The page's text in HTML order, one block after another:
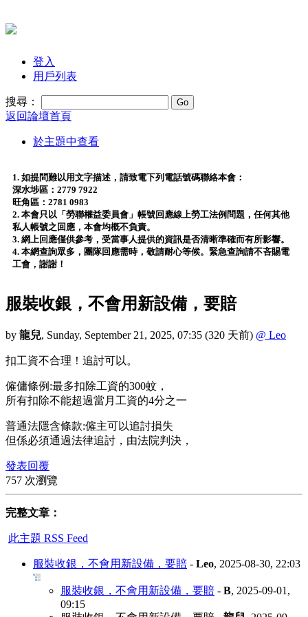
登入
用戶列表
搜尋：
返回論壇首頁
於主題中查看
1. 如提問難以用文字描述，請致電下列電話號碼聯絡本會：
深水埗區：2779 7922
旺角區：2781 0983
2. 本會只以「勞聯權益委員會」帳號回應線上勞工法例問題，任何其他
私人帳號之回應，本會均概不負責。
3. 網上回應僅供參考，受當事人提供的資訊是否清晰準確而有所影響。
4. 本網查詢眾多，團隊回應需時，敬請耐心等候。緊急查詢請不吝賜電
工會，謝謝！
服裝收銀，不會用新設備，要賠
by 龍兒, Sunday, September 21, 2025, 07:35 (320 天前) @ Leo
扣工資不合理！追討可以。
僱傭條例:最多扣除工資的300蚊，
所有扣除不能超過當月工資的4分之一
普通法隱含條款:僱主可以追討損失
但係必須通過法律追討，由法院判決，
發表回覆
757 次瀏覽
完整文章：
此主題 RSS Feed
服裝收銀，不會用新設備，要賠 - Leo, 2025-08-30, 22:03
服裝收銀，不會用新設備，要賠 - B, 2025-09-01,
09:15